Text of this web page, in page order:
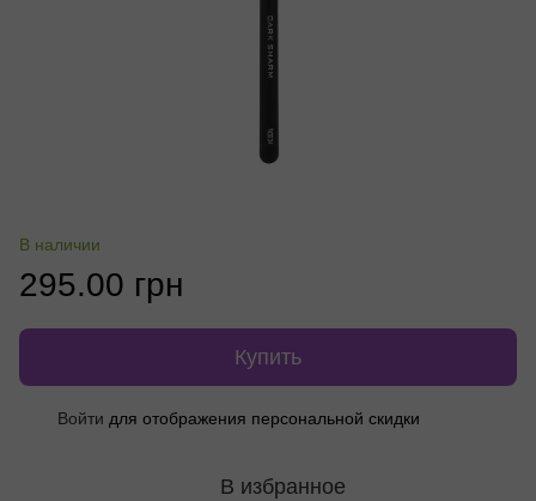
В наличии
295.00 грн
Купить
Войти для отображения персональной скидки
В избранное